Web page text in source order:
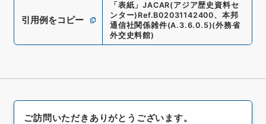
引用例をコピー
「 表紙 」JACAR(アジア歴史資料セ
ンター) Ref.B02031142400、 本邦
通信社関係雑件(A.3.6.0.5)(外務省
外交史料館)
ご訪問いただきありがとうございます。